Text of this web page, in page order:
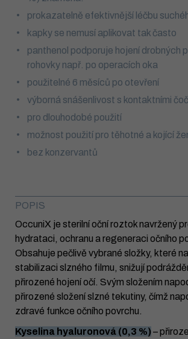
prokazatelně efektivnější léčbu
kapky se nemusí aplikovat tak často
panthenol podporuje hojení drobných
rohovky např. po operacích oka
použitelné 6 měsíců po otevření
výborná snášenlivost s kontaktními
pro dlouhodobé použití
možnost použití pro těhotné a kojící
bez konzervantů
POPIS
OccuniX je sterilní oční roztok navržený
hydrataci, ochranu a regeneraci očního
Obsahuje pečlivě vybrané složky, které
stabilizaci slzného filmu, snižují
přirozené hojení očí. Svým složením
přirozené složení slzné tekutiny, čímž
zdravé funkce očního povrchu.
Kyselina hyaluronová (0,3 %) –